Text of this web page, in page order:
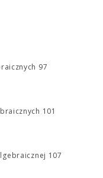
97
101
107